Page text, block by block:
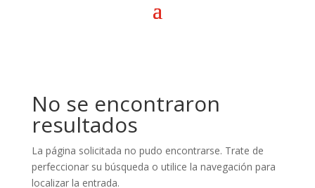
No se encontraron
resultados
La página solicitada no pudo encontrarse. Trate de
perfeccionar su búsqueda o utilice la navegación para
localizar la entrada.